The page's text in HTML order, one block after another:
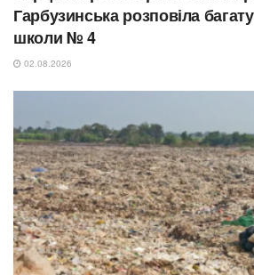
Гарбузинська розповіла
школи № 4
02.08.2026